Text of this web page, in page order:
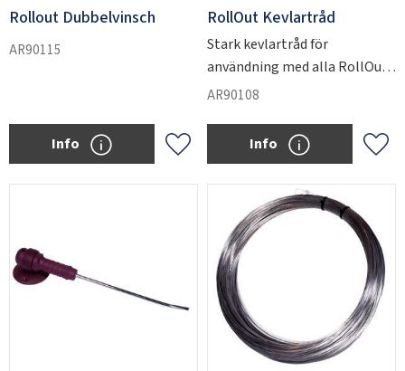
Rollout Dubbelvinsch
AR90115
Add to favorites
Info
RollOut Kevlartråd
Stark kevlartråd för
användning med alla RollOut-
vinschar.
AR90108
Add
Info